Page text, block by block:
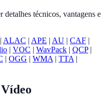
técnicos, vantagens e
| ALAC | APE | AU | CAF |
| VOC | WavPack | QCP|
| OGG | WMA | TTA |